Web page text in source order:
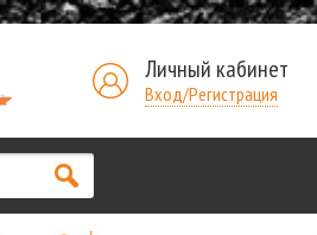
Личный кабинет
Вход/Регистрация